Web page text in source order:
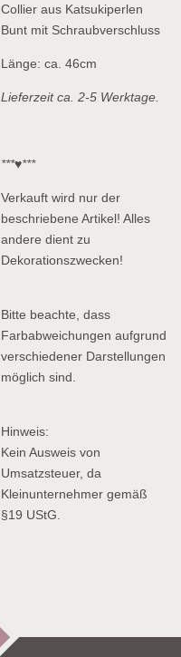
Collier aus Katsukiperlen
Bunt mit Schraubverschluss
Länge: ca. 46cm
Lieferzeit ca. 2-5 Werktage.
***♥***
Verkauft wird nur der
beschriebene Artikel! Alles
andere dient zu
Dekorationszwecken!
Bitte beachte, dass
Farbabweichungen aufgrund
verschiedener Darstellungen
möglich sind.
Hinweis:
Kein Ausweis von
Umsatzsteuer, da
Kleinunternehmer gemäß
§19 UStG.